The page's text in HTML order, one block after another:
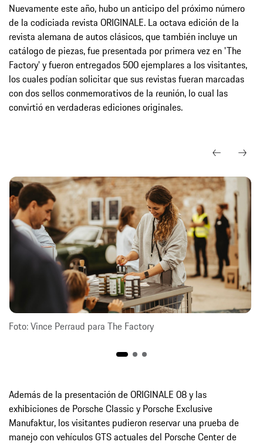
Nuevamente este año, hubo un anticipo del próximo número
de la codiciada revista ORIGINALE. La octava edición de la
revista alemana de autos clásicos, que también incluye un
catálogo de piezas, fue presentada por primera vez en 'The
Factory' y fueron entregados 500 ejemplares a los visitantes,
los cuales podían solicitar que sus revistas fueran marcadas
con dos sellos conmemorativos de la reunión, lo cual las
convirtió en verdaderas ediciones originales.
Foto: Vince Perraud para The Factory
Además de la presentación de ORIGINALE 08 y las
exhibiciones de Porsche Classic y Porsche Exclusive
Manufaktur, los visitantes pudieron reservar una prueba de
manejo con vehículos GTS actuales del Porsche Center de